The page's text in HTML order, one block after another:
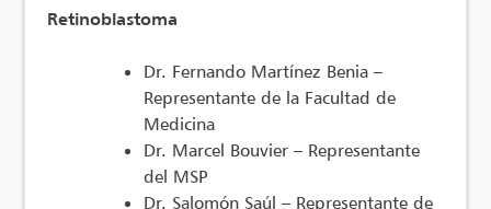
Retinoblastoma
Dr. Fernando Martínez Benia –
Representante de la Facultad de
Medicina
Dr. Marcel Bouvier – Representante
del MSP
Dr. Salomón Saúl – Representante de